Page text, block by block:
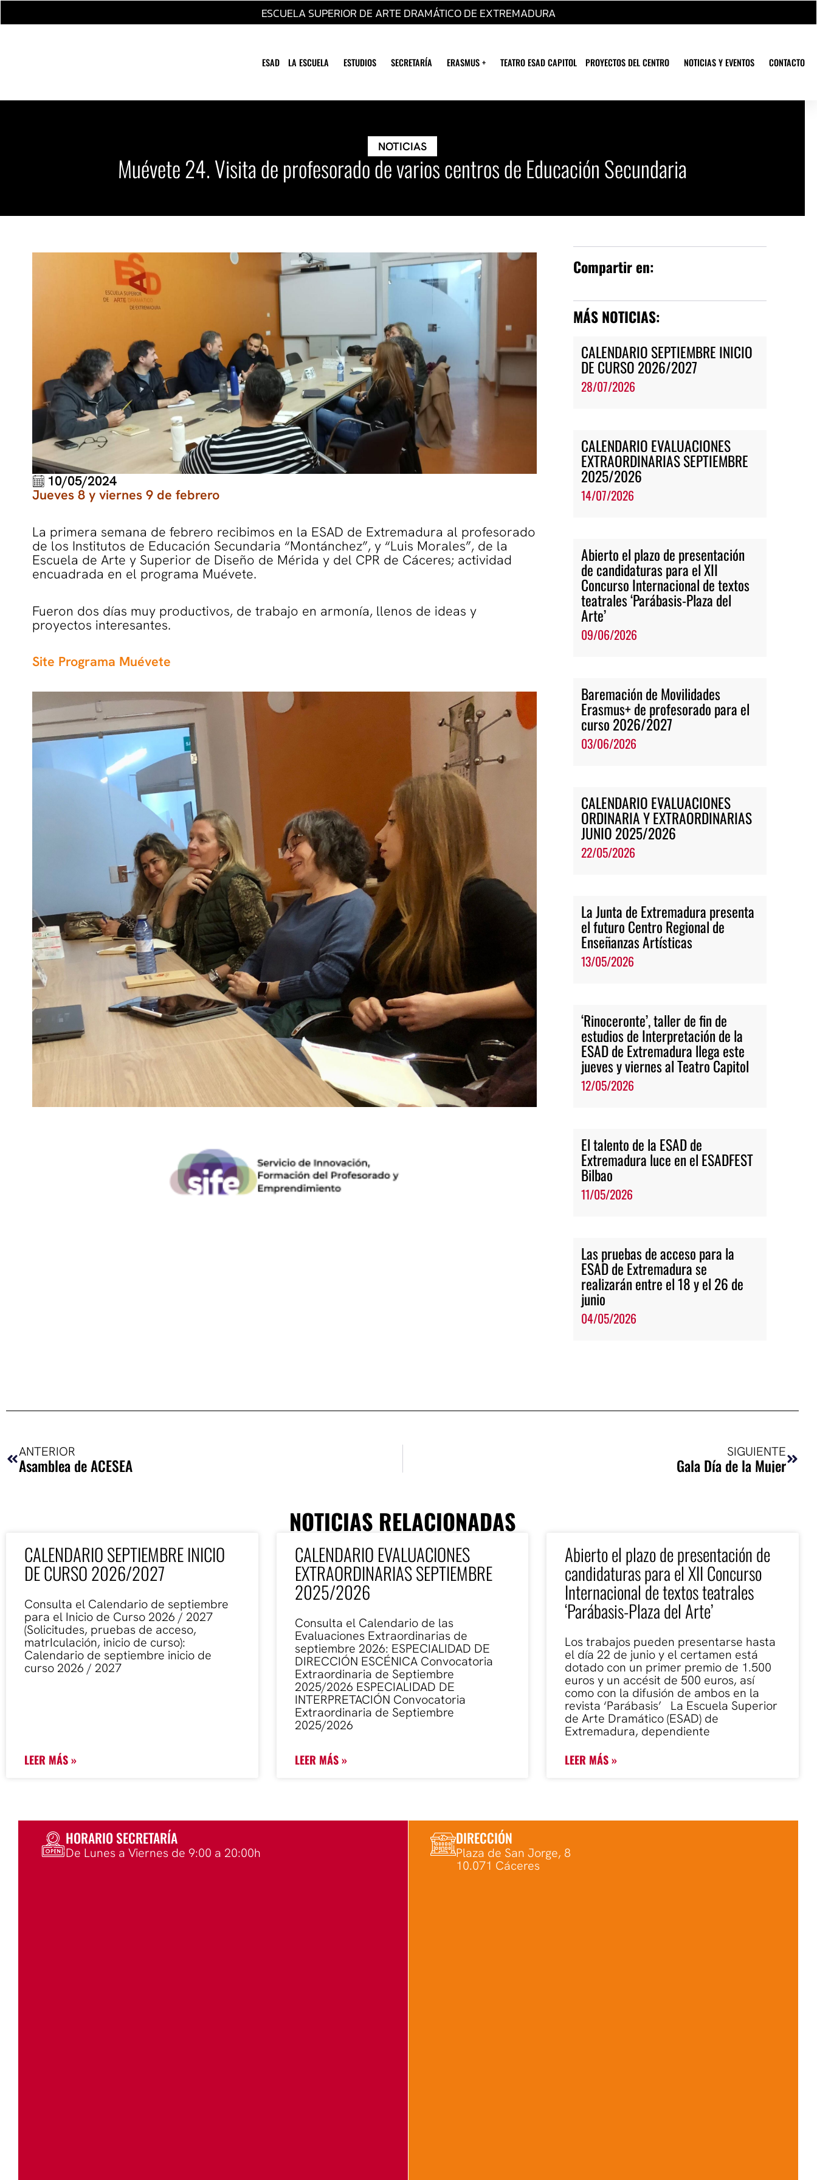
Ir
al ESCUELA SUPERIOR DE ARTE DRAMÁTICO DE EXTREMADURA
ESAD LA ESCUELA ESTUDIOS SECRETARÍA ERASMUS + TEATRO ESAD CAPITOL PROYECTOS DEL CENTRO NOTICIAS Y EVENTOS CONTACTO
NOTICIAS
Muévete 24. Visita de profesorado de varios centros de Educación Secundaria
10/05/2024
Jueves 8 y viernes 9 de febrero
La primera semana de febrero recibimos en la ESAD de Extremadura al profesorado
de los Institutos de Educación Secundaria “Montánchez”, y “Luis Morales”, de la
Escuela de Arte y Superior de Diseño de Mérida y del CPR de Cáceres; actividad
encuadrada en el programa Muévete.
Fueron dos días muy productivos, de trabajo en armonía, llenos de ideas y
proyectos interesantes.
Site Programa Muévete
Compartir en:
MÁS NOTICIAS:
CALENDARIO SEPTIEMBRE INICIO
DE CURSO 2026/2027
28/07/2026
CALENDARIO EVALUACIONES
EXTRAORDINARIAS SEPTIEMBRE
2025/2026
14/07/2026
Abierto el plazo de presentación
de candidaturas para el XII
Concurso Internacional de textos
teatrales ‘Parábasis-Plaza del
Arte’
09/06/2026
Baremación de Movilidades
Erasmus+ de profesorado para el
curso 2026/2027
03/06/2026
CALENDARIO EVALUACIONES
ORDINARIA Y EXTRAORDINARIAS
JUNIO 2025/2026
22/05/2026
La Junta de Extremadura presenta
el futuro Centro Regional de
Enseñanzas Artísticas
13/05/2026
‘Rinoceronte’, taller de fin de
estudios de Interpretación de la
ESAD de Extremadura llega este
jueves y viernes al Teatro Capitol
12/05/2026
El talento de la ESAD de
Extremadura luce en el ESADFEST
Bilbao
11/05/2026
Las pruebas de acceso para la
ESAD de Extremadura se
realizarán entre el 18 y el 26 de
junio
04/05/2026
ANTERIOR
Asamblea de ACESEA
SIGUIENTE
Gala Día de la Mujer
NOTICIAS RELACIONADAS
CALENDARIO SEPTIEMBRE INICIO
DE CURSO 2026/2027
Consulta el Calendario de septiembre
para el Inicio de Curso 2026 / 2027
(Solicitudes, pruebas de acceso,
matrIculación, inicio de curso):
Calendario de septiembre inicio de
curso 2026 / 2027
LEER MÁS »
CALENDARIO EVALUACIONES
EXTRAORDINARIAS SEPTIEMBRE
2025/2026
Consulta el Calendario de las
Evaluaciones Extraordinarias de
septiembre 2026: ESPECIALIDAD DE
DIRECCIÓN ESCÉNICA Convocatoria
Extraordinaria de Septiembre
2025/2026 ESPECIALIDAD DE
INTERPRETACIÓN Convocatoria
Extraordinaria de Septiembre
2025/2026
LEER MÁS »
Abierto el plazo de presentación de
candidaturas para el XII Concurso
Internacional de textos teatrales
‘Parábasis-Plaza del Arte’
Los trabajos pueden presentarse hasta
el día 22 de junio y el certamen está
dotado con un primer premio de 1.500
euros y un accésit de 500 euros, así
como con la difusión de ambos en la
revista ‘Parábasis’ La Escuela Superior
de Arte Dramático (ESAD) de
Extremadura, dependiente
LEER MÁS »
HORARIO SECRETARÍA
De Lunes a Viernes de 9:00 a 20:00h
DIRECCIÓN
Plaza de San Jorge, 8
10.071 Cáceres